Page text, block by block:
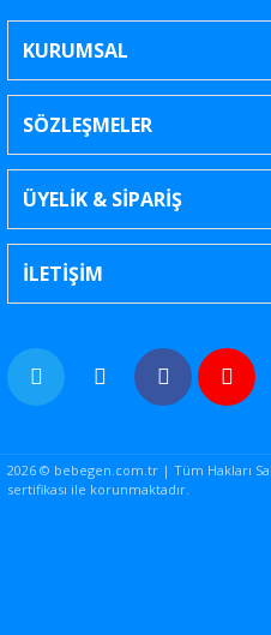
KURUMSAL
SÖZLEŞMELER
ÜYELİK & SİPARİŞ
İLETİŞİM
2026 © bebegen.com.tr | Tüm Hakları
sertifikası ile korunmaktadır.